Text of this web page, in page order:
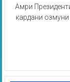
Амри
кардани